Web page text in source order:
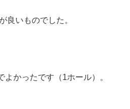
良いものでした。
かったです（1ホール）。